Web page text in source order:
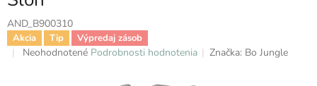
AND_B900310
Akcia Tip Výpredaj zásob
Priemerné
Neohodnotené Podrobnosti hodnotenia Značka: Bo Jungle